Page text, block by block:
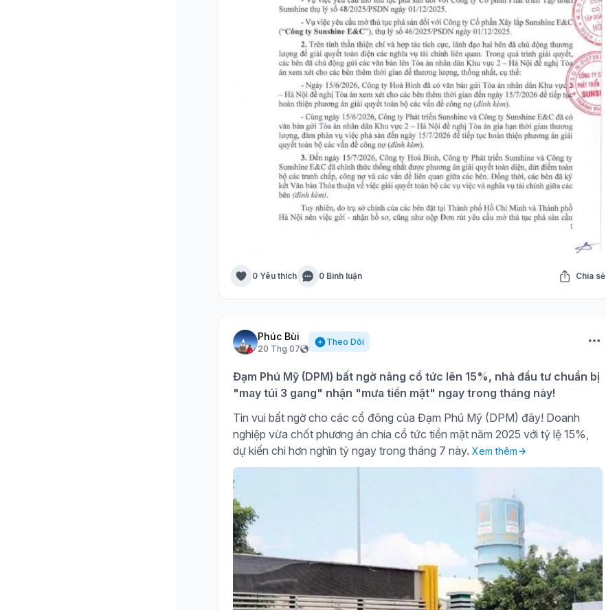
0 Yêu thích 0 Bình luận Chia sẻ
Phúc Bùi
20 Thg 07
Theo Dõi
Đạm Phú Mỹ (DPM) bất ngờ nâng cổ tức lên 15%, nhà đầu tư chuẩn bị
"may túi 3 gang" nhận "mưa tiền mặt" ngay trong tháng này!
Tin vui bất ngờ cho các cổ đông của Đạm Phú Mỹ (DPM) đây! Doanh
nghiệp vừa chốt phương án chia cổ tức tiền mặt năm 2025 với tỷ lệ 15%,
dự kiến chi hơn nghìn tỷ ngay trong tháng 7 này. Xem thêm